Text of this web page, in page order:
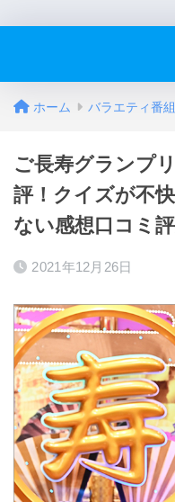
ホーム バラエティ番組
ご長寿グランプ
評！クイズが不
ない感想口コミ評
2021年12月26日